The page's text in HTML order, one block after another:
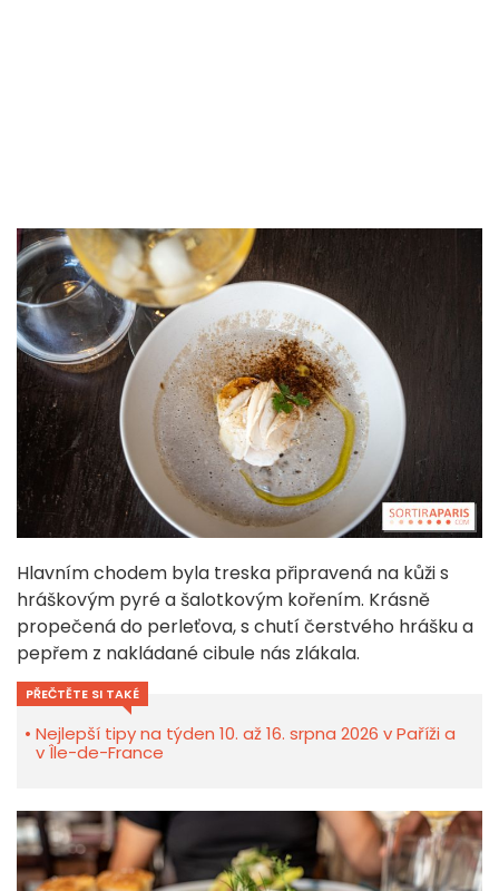
Hlavním chodem byla treska připravená na kůži s
hráškovým pyré a šalotkovým kořením. Krásně
propečená do perleťova, s chutí čerstvého hrášku a
pepřem z nakládané cibule nás zlákala.
PŘEČTĚTE SI TAKÉ
Nejlepší tipy na týden 10. až 16. srpna 2026 v Paříži a
v Île-de-France